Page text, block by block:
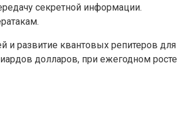
секретной информации.
и развитие квантовых репитеров для
долларов, при ежегодном росте